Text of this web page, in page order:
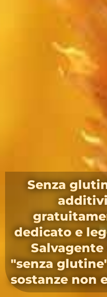
Senza
dedicato e
"senza
sostanze non